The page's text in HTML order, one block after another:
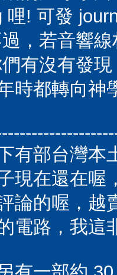
哩! 可發
，若音響
有沒有發
時都轉向神
有部台灣本
現在還在喔
論的喔，越
電路，我這